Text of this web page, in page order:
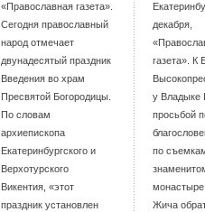
«Православная газета».
Сегодня православный
народ отмечает
двунадесятый праздник
Введения во храм
Пресвятой Богородицы.
По словам
архиепископа
Екатеринбургского и
Верхотурского
Викентия, «этот
праздник установлен
декабря,
газета». К
у Владыке
просьбой
по
монастыре
Жича